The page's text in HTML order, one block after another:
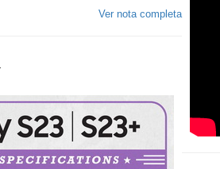
Ver nota completa